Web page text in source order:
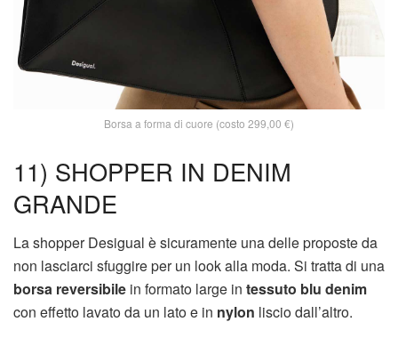
Borsa a forma di cuore (costo 299,00 €)
11) SHOPPER IN DENIM
GRANDE
La shopper Desigual è sicuramente una delle proposte da
non lasciarci sfuggire per un look alla moda. Si tratta di una
borsa reversibile in formato large in tessuto blu denim
con effetto lavato da un lato e in nylon liscio dall’altro.